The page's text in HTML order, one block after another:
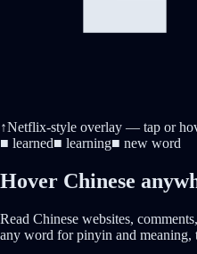
↑Netflix-style overlay — tap or
■ learned■ learning■ new word
Hover Chinese
Read Chinese websites,
any word for pinyin and meaning,